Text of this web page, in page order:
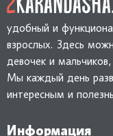
удобный и
взрослых. Здесь
девочек и
Мы каждый день
интересным и
Информация